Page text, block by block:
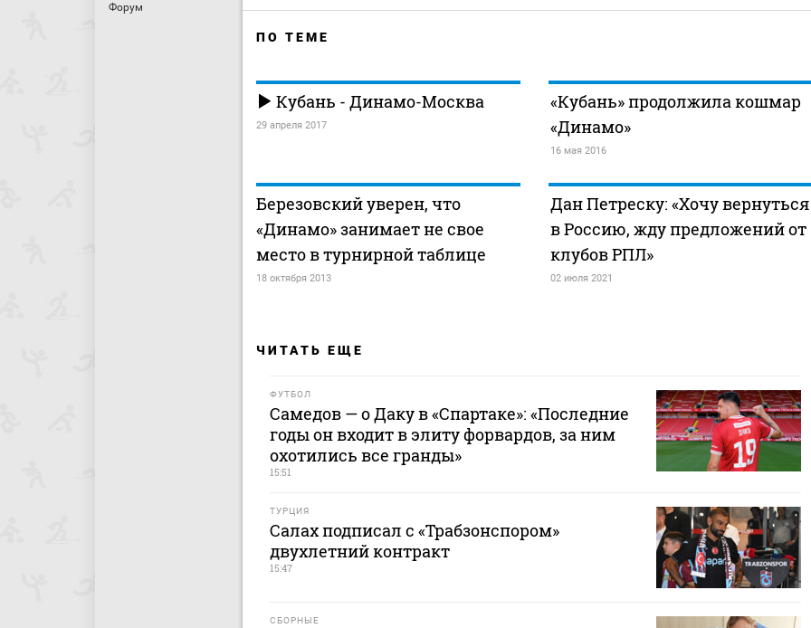
Форум
ПО ТЕМЕ
Кубань - Динамо-Москва
29 апреля 2017
«Кубань» продолжила кошмар
«Динамо»
16 мая 2016
Березовский уверен, что
«Динамо» занимает не свое
место в турнирной таблице
18 октября 2013
Дан Петреску: «Хочу вернуться
в Россию, жду предложений от
клубов РПЛ»
02 июля 2021
ЧИТАТЬ ЕЩЕ
ФУТБОЛ
Самедов — о Даку в «Спартаке»: «Последние
годы он входит в элиту форвардов, за ним
охотились все гранды»
15:51
ТУРЦИЯ
Салах подписал с «Трабзонспором»
двухлетний контракт
15:47
СБОРНЫЕ